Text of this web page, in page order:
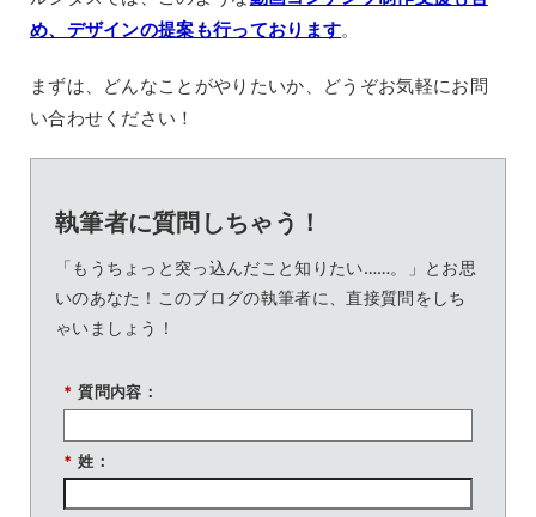
め、デザインの提案も行っております。
まずは、どんなことがやりたいか、どうぞお気軽にお問
い合わせください！
執筆者に質問しちゃう！
「もうちょっと突っ込んだこと知りたい……。」とお思
いのあなた！このブログの執筆者に、直接質問をしち
ゃいましょう！
* 質問内容：
* 姓：